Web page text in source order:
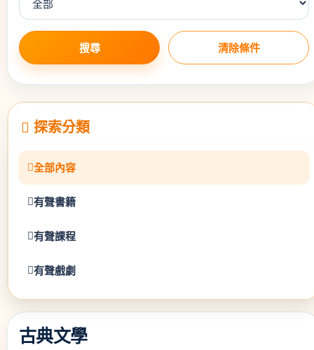
搜尋 清除條件
探索分類
全部內容
有聲書籍
有聲課程
有聲戲劇
古典文學